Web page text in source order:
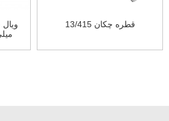
13/415 قطره چکان